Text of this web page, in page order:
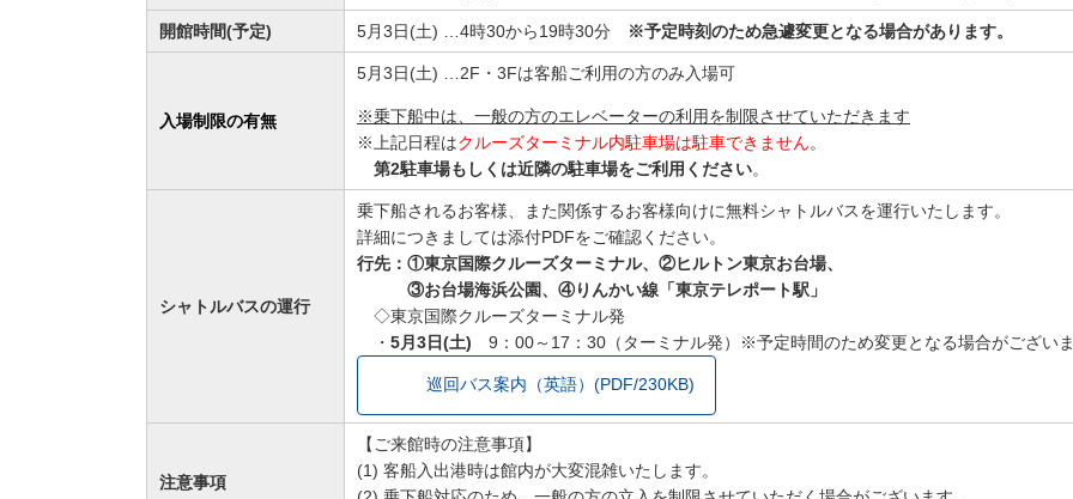
開館時間(予定) 5月3日(土) …4時30から19時30分 ※予定時刻のため急遽変更となる場合があります。
入場制限の有無
5月3日(土) …2F・3Fは客船ご利用の方のみ入場可
※乗下船中は、一般の方のエレベーターの利用を制限させていただきます
※上記日程はクルーズターミナル内駐車場は駐車できません。
第2駐車場もしくは近隣の駐車場をご利用ください。
シャトルバスの運行
乗下船されるお客様、また関係するお客様向けに無料シャトルバスを運行いたします。
詳細につきましては添付PDFをご確認ください。
行先：①東京国際クルーズターミナル、②ヒルトン東京お台場、
③お台場海浜公園、④りんかい線「東京テレポート駅」
◇東京国際クルーズターミナル発
・ 5月3日(土) 9：00～17：30（ターミナル発）※予定時間のため変更となる場合がござい
巡回バス案内（英語）(PDF/230KB)
注意事項
【ご来館時の注意事項】
(1) 客船入出港時は館内が大変混雑いたします。